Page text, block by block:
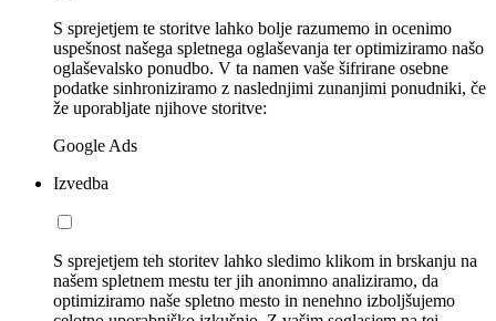
S sprejetjem te storitve lahko bolje razumemo in ocenimo
uspešnost našega spletnega oglaševanja ter optimiziramo našo
oglaševalsko ponudbo. V ta namen vaše šifrirane osebne
podatke sinhroniziramo z naslednjimi zunanjimi ponudniki, če
že uporabljate njihove storitve:
Google Ads
Izvedba
S sprejetjem teh storitev lahko sledimo klikom in brskanju na
našem spletnem mestu ter jih anonimno analiziramo, da
optimiziramo naše spletno mesto in nenehno izboljšujemo